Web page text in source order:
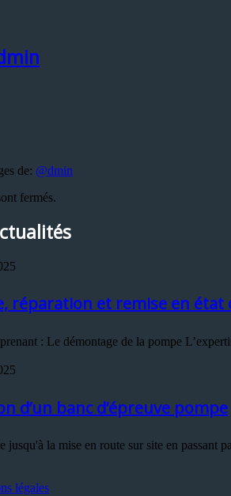
de: @dmin
fermés.
réparation et remise en état
: Le démontage de la pompe
d’un banc d’épreuve pompe
jusqu'à la mise en route sur site en passant
légales